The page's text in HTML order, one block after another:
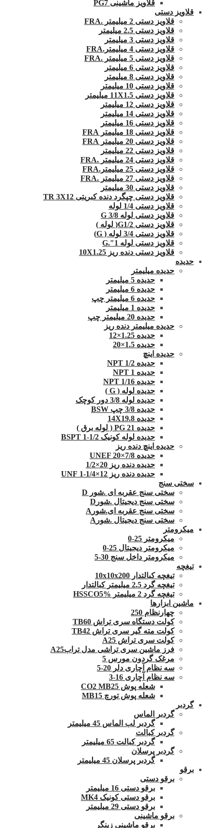
قلاویز ماشینی PG7
قلاویز دستی
قلاویز دستی 2 میلیمتر .FRA
قلاویز دستی 2.5 میلیمتر
قلاویز دستی 3 میلیمتر
قلاویز دستی 4 میلیمتر.FRA
قلاویز دستی 5 میلیمتر .FRA
قلاویز دستی 6 میلیمتر
قلاویز دستی 8 میلیمتر
قلاویز دستی 10 میلیمتر
قلاویز دستی 11X1.5 میلیمتر
قلاویز دستی 12 میلیمتر
قلاویز دستی 14 میلیمتر
قلاویز دستی 16 میلیمتر
قلاویز دستی 18 میلیمتر FRA
قلاویز دستی 20 میلیمتر FRA
قلاویز دستی 22 میلیمتر
قلاویز دستی 24 میلیمتر .FRA
قلاویز دستی 25 میلیمتر.FRA
قلاویز دستی 27 میلیمتر .FRA
قلاویز دستی 30 میلیمتر
قلاویز دستی چپگرد دنده کبریتی TR 3X12
قلاویز دستی 1/4 لوله
قلاویز دستی لوله G 3/8
قلاویز دستی G1/2( لوله )
قلاویز دستی 3/4 لوله ( G)
قلاویز دستی لوله 1″.G
قلاویز دستی دنده ریز 10X1.25
حدیده
حدیده میلیمتر
حدیده 5 میلیمتر
حدیده 6 میلیمتر
حدیده 6 میلیمتر چپ
حدیده 1 میلیمتر
حدیده 20 میلیمتر چپ
حدیده میلیمتر دنده ریز
حدیده 1.25×12
حدیده 1.5×20
حدیده اینچ
حدیده 1/2 NPT
حدیده NPT 1
حدیده 1/16 NPT
حدیده لوله ( G )
حدیده لوله 3/8 دور کوچک
حدیده 3/8 چپ BSW
حدیده 14X19.8
حدیده 21 PG ( لوله برق )
حدیده لوله کونیک 1/2-1 BSPT
حدیده اینچ دنده ریز
حدیده UNEF 20×7/8
حدیده دنده ریز 20×1/2
حدیده دنده ریز 12×1/4-1 UNF
سختی سنج
سختی سنج عقربه ای .شور D
سختی سنج دیجیتال .شورD
سختی سنج عقربه ای.شورA
سختی سنج دیجیتال .شورA
میکرومتر
میکرومتر 25-0
میکرومتر دیجیتال 25-0
میکرومتر داخل سنج 30-5
تیغچه
تیغچه کبالتدار 10x10x200
تیغچه گرد 2.5 میلیمتر کبالتدار
تیغچه گرد 2 میلیمتر HSSCO5%
ماشین ابزارها
چهارنظام 250
کولت دستگاه سری تراش TB60
کولت مته گیر سری تراش TB42
کولت سری تراش A25
فرز ماشین سری تراشی مدل ترابA25
مرغک گردون مورس 5
سه نظام آچاری دلر 20-5
سه نظام آچاری 16-3
شعله پوش CO2 MB25
شعله پوش تورچ MB15
گردبر
گردبر الماس
گردبر لب الماس 45 میلیمتر
گردبر کبالت
گردبر کبالت 65 میلیمتر
گردبر پرسلان
گردبر پرسلان 45 میلیمتر
برقو
برقو دستی
برقو دستی 16 میلیمتر
برقو دستی کونیک MK4
برقو دستی 29 میلیمتر
برقو ماشینی
برقو ماشینی زینگر